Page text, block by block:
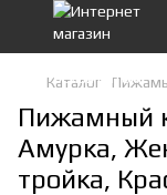
Каталог
Пижамный
Амурка,
тройка,